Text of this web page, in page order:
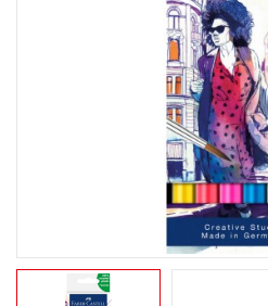
Coffrets & cadeaux